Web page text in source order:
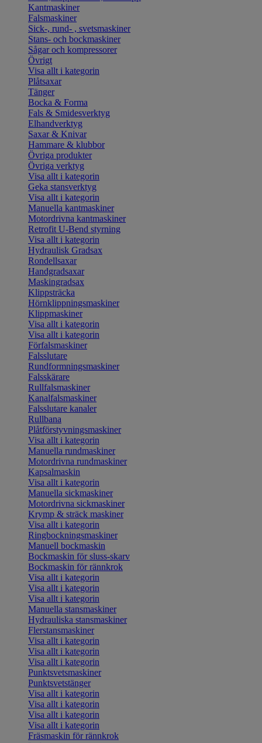
Kantmaskiner
Falsmaskiner
Sick-, rund- , svetsmaskiner
Stans- och bockmaskiner
Sågar och kompressorer
Övrigt
Visa allt i kategorin
Plåtsaxar
Tänger
Bocka & Forma
Fals & Smidesverktyg
Elhandverktyg
Saxar & Knivar
Hammare & klubbor
Övriga produkter
Övriga verktyg
Visa allt i kategorin
Geka stansverktyg
Visa allt i kategorin
Manuella kantmaskiner
Motordrivna kantmaskiner
Retrofit U-Bend styrning
Visa allt i kategorin
Hydraulisk Gradsax
Rondellsaxar
Handgradsaxar
Maskingradsax
Klippsträcka
Hörnklippningsmaskiner
Klippmaskiner
Visa allt i kategorin
Visa allt i kategorin
Förfalsmaskiner
Falsslutare
Rundformningsmaskiner
Falsskärare
Rullfalsmaskiner
Kanalfalsmaskiner
Falsslutare kanaler
Rullbana
Plåtförstyvningsmaskiner
Visa allt i kategorin
Manuella rundmaskiner
Motordrivna rundmaskiner
Kapsalmaskin
Visa allt i kategorin
Manuella sickmaskiner
Motordrivna sickmaskiner
Krymp & sträck maskiner
Visa allt i kategorin
Ringbockningsmaskiner
Manuell bockmaskin
Bockmaskin för sluss-skarv
Bockmaskin för rännkrok
Visa allt i kategorin
Visa allt i kategorin
Visa allt i kategorin
Manuella stansmaskiner
Hydrauliska stansmaskiner
Flerstansmaskiner
Visa allt i kategorin
Visa allt i kategorin
Visa allt i kategorin
Punktsvetsmaskiner
Punktsvetstänger
Visa allt i kategorin
Visa allt i kategorin
Visa allt i kategorin
Visa allt i kategorin
Fräsmaskin för rännkrok